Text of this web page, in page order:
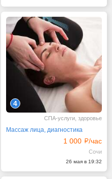
4
СПА-услуги, здоровье
Массаж лица, диагностика
1 000 /час
Сочи
26 мая в 19:32